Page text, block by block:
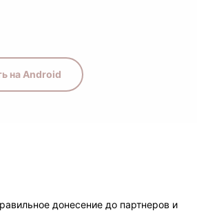
на Android
донесение до партнеров и